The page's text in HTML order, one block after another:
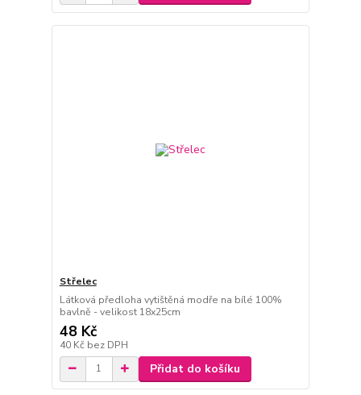
Střelec
Látková předloha vytištěná modře na bílé 100%
bavlně - velikost 18x25cm
48 Kč
40 Kč bez DPH
Přidat do košíku